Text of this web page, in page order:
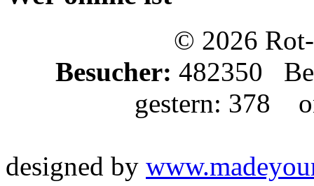
© 2026
Besucher: 482350
gestern: 378
designed by